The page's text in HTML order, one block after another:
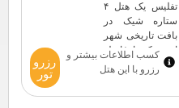
تفلیس یک هتل ۴
ستاره شیک در
بافت تاریخی شهر
است که با فاصله
کوتاهی از قلعه
گوگردی آبانوتوبانی
کسب اطلاعات بیشتر و
رزرو با این هتل
رزرو
تور